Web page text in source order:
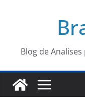
conteúdoBlog de